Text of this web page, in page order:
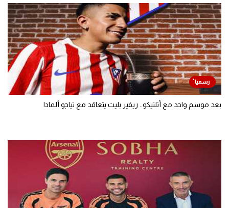
بعد موسم واحد مع أتلتيكو.. ريفير بليت يتعاقد مع تياجو ألمادا